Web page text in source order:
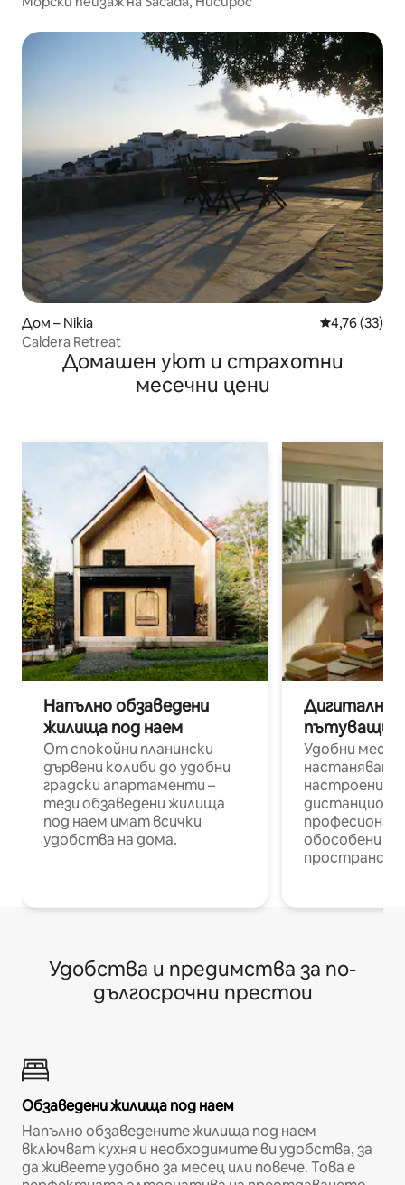
Дом – Nikia Средна
4,76 (33)
Caldera Retreat
Домашен уют и страхотни
месечни цени
Напълно обзаведени
жилища под наем
От спокойни планински
дървени колиби до удобни
градски апартаменти –
тези обзаведени жилища
под наем имат всички
удобства на дома.
Дигитални
пътуващи
Удобни
настаняване
настроени и
обособени
Удобства и предимства за по-
дългосрочни престои
Обзаведени жилища под наем
Напълно обзаведените жилища под наем
включват кухня и необходимите ви удобства, за
да живеете удобно за месец или повече. Това е